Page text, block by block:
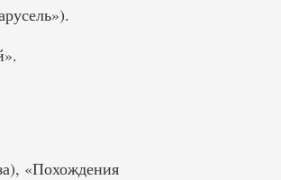
«Похождения